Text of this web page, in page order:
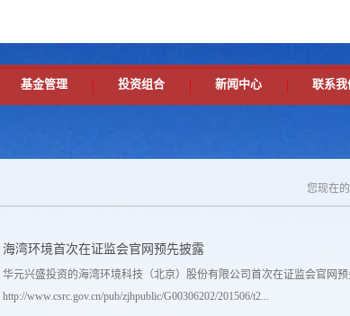
基金管理 投资组合 新闻中心 联系我
您现在的
海湾环境首次在证监会官网预先披露
华元兴盛投资的海湾环境科技（北京）股份有限公司首次在证监会官
http://www.csrc.gov.cn/pub/zjhpublic/G00306202/201506/t2...